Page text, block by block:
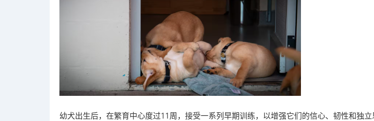
幼犬出生后，在繁育中心度过11周，接受一系列早期训练，以增强它们的信心、韧性和独